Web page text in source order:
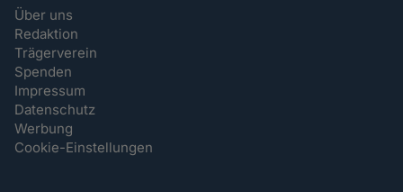
Über uns
Redaktion
Trägerverein
Spenden
Impressum
Datenschutz
Werbung
Cookie-Einstellungen